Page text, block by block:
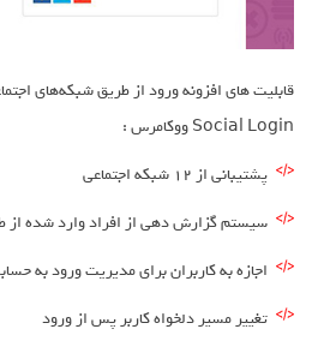
Social Login ووکامرس :
پشتیبانی از 12 شبکه اجتماعی
سیستم گزارش دهی از افراد وارد شده از
اجازه به کاربران برای مدیریت ورود به
تغییر مسیر دلخواه کاربر پس از ورود